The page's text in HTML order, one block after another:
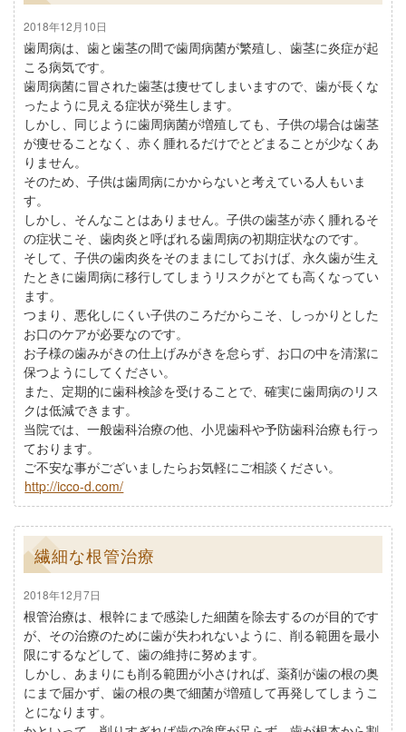
2018年12月10日
歯周病は、歯と歯茎の間で歯周病菌が繁殖し、歯茎に炎症が起
こる病気です。
歯周病菌に冒された歯茎は痩せてしまいますので、歯が長くな
ったように見える症状が発生します。
しかし、同じように歯周病菌が増殖しても、子供の場合は歯茎
が痩せることなく、赤く腫れるだけでとどまることが少なくあ
りません。
そのため、子供は歯周病にかからないと考えている人もいま
す。
しかし、そんなことはありません。子供の歯茎が赤く腫れるそ
の症状こそ、歯肉炎と呼ばれる歯周病の初期症状なのです。
そして、子供の歯肉炎をそのままにしておけば、永久歯が生え
たときに歯周病に移行してしまうリスクがとても高くなってい
ます。
つまり、悪化しにくい子供のころだからこそ、しっかりとした
お口のケアが必要なのです。
お子様の歯みがきの仕上げみがきを怠らず、お口の中を清潔に
保つようにしてください。
また、定期的に歯科検診を受けることで、確実に歯周病のリス
クは低減できます。
当院では、一般歯科治療の他、小児歯科や予防歯科治療も行っ
ております。
ご不安な事がございましたらお気軽にご相談ください。
http://icco-d.com/
繊細な根管治療
2018年12月7日
根管治療は、根幹にまで感染した細菌を除去するのが目的です
が、その治療のために歯が失われないように、削る範囲を最小
限にするなどして、歯の維持に努めます。
しかし、あまりにも削る範囲が小さければ、薬剤が歯の根の奥
にまで届かず、歯の根の奥で細菌が増殖して再発してしまうこ
とになります。